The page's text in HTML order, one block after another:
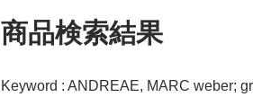
商品検索結果
Keyword : ANDREAE, MARC weber;